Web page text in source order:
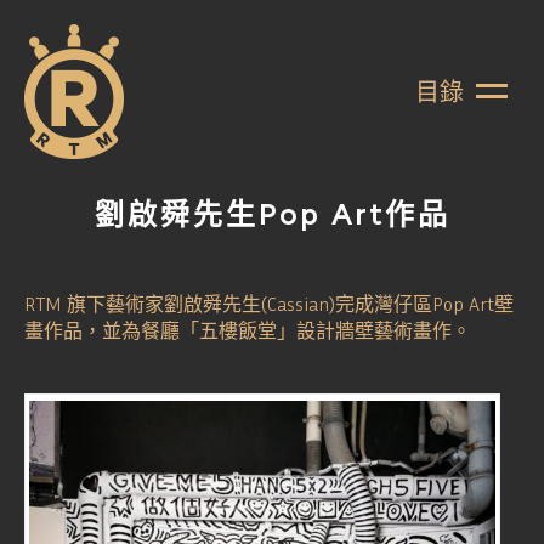
目錄
劉啟舜先生Pop Art作品
RTM 旗下藝術家劉啟舜先生(Cassian)完成灣仔區Pop Art壁
畫作品，並為餐廳「五樓飯堂」設計牆壁藝術畫作。